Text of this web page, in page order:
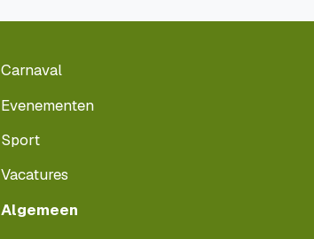
Carnaval
Evenementen
Sport
Vacatures
Algemeen